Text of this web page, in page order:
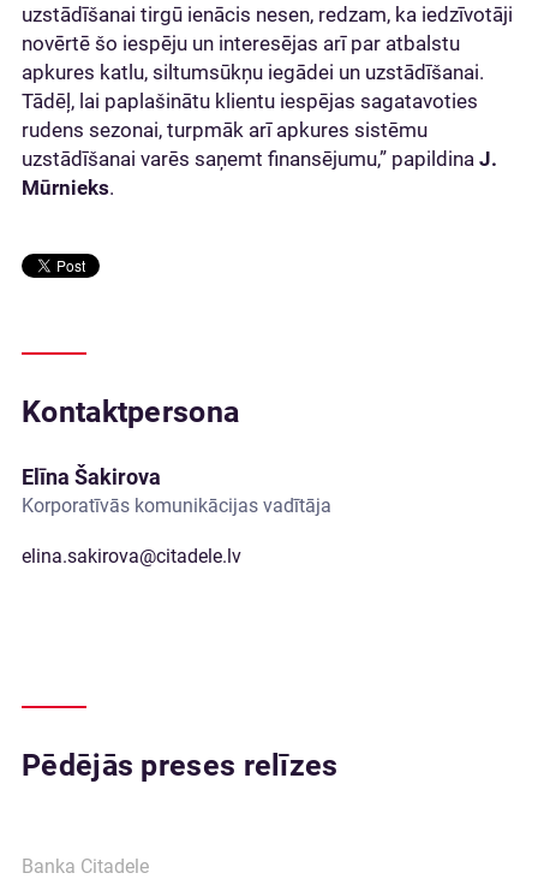
uzstādīšanai tirgū ienācis nesen, redzam, ka iedzīvotāji
novērtē šo iespēju un interesējas arī par atbalstu
apkures katlu, siltumsūkņu iegādei un uzstādīšanai.
Tādēļ, lai paplašinātu klientu iespējas sagatavoties
rudens sezonai, turpmāk arī apkures sistēmu
uzstādīšanai varēs saņemt finansējumu,” papildina J.
Mūrnieks.
Kontaktpersona
Elīna Šakirova
Korporatīvās komunikācijas vadītāja
elina.sakirova@citadele.lv
Pēdējās preses relīzes
Banka Citadele